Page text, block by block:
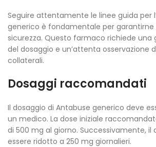
Seguire attentamente le linee guida per
generico è fondamentale per garantirne
sicurezza. Questo farmaco richiede una
del dosaggio e un’attenta osservazione
collaterali.
Dosaggi raccomandati
Il dosaggio di Antabuse generico deve
un medico. La dose iniziale
di 500 mg al giorno. Successivamente, il
essere ridotto a 250 mg giornalieri.